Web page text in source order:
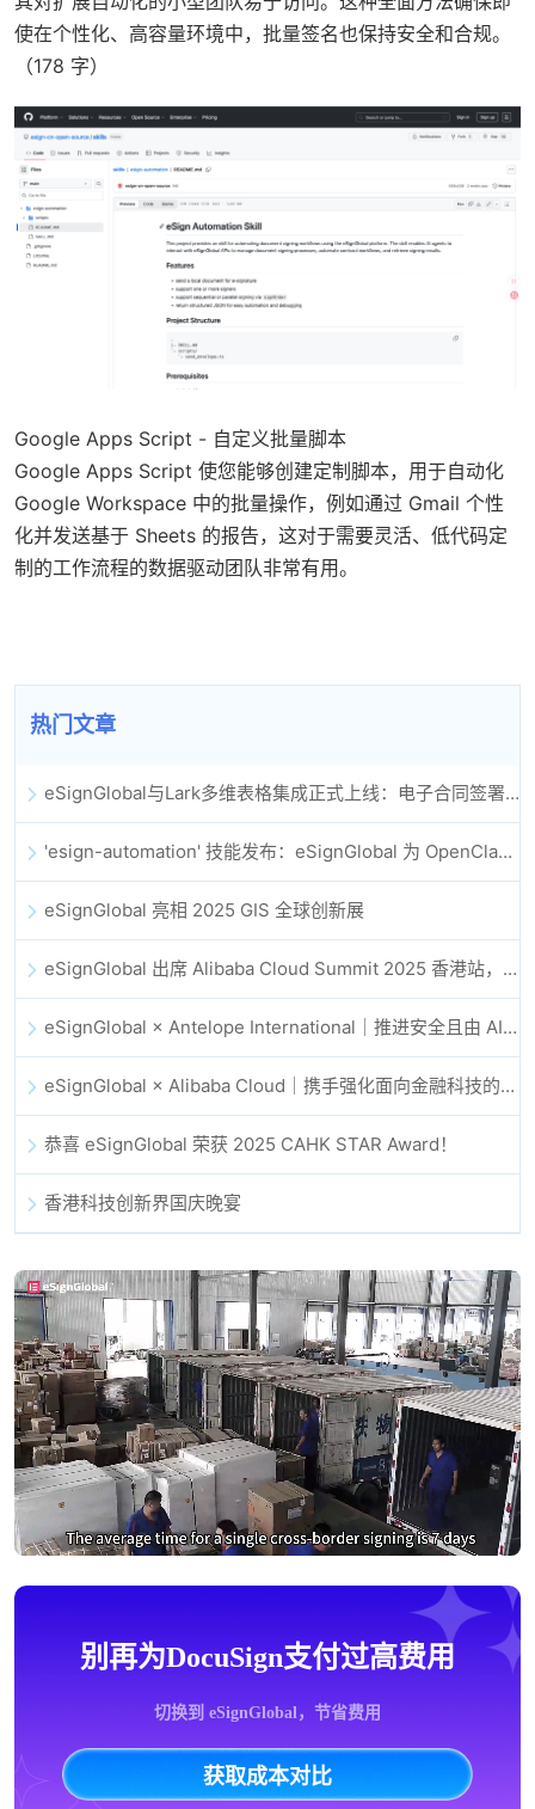
使在个性化、高容量环境中，批量签名也保持安全和合规。
（178 字）
Google Apps Script - 自定义批量脚本
Google Apps Script 使您能够创建定制脚本，用于自动化
Google Workspace 中的批量操作，例如通过 Gmail 个性
化并发送基于 Sheets 的报告，这对于需要灵活、低代码定
制的工作流程的数据驱动团队非常有用。
热门文章
eSignGlobal与Lark多维表格集成正式上线：电子合同签署归档全程自动化
'esign-automation' 技能发布：eSignGlobal 为 OpenClaw 提供自动化电子签名能力
eSignGlobal 亮相 2025 GIS 全球创新展
eSignGlobal 出席 Alibaba Cloud Summit 2025 香港站，共同探讨 AI 驱动的云创新与数字信任未来
eSignGlobal × Antelope International｜推进安全且由 AI 驱动的数字化工作流
eSignGlobal × Alibaba Cloud｜携手强化面向金融科技的全球数字信任
恭喜 eSignGlobal 荣获 2025 CAHK STAR Award！
香港科技创新界国庆晚宴
别再为DocuSign支付过高费用
切换到 eSignGlobal，节省费用
获取成本对比